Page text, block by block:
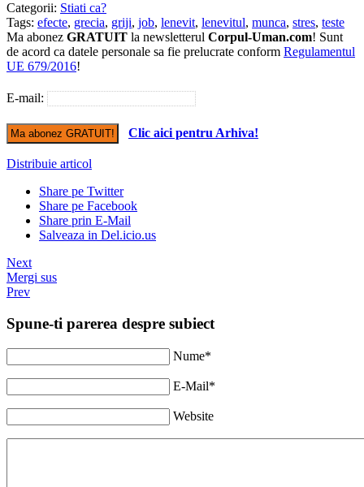
Categorii: Stiati ca?
Tags: efecte, grecia, griji, job, lenevit, lenevitul, munca, stres, teste
Ma abonez GRATUIT la newsletterul Corpul-Uman.com! Sunt
de acord ca datele personale sa fie prelucrate conform Regulamentul
UE 679/2016!
E-mail:
Clic aici pentru Arhiva!
Distribuie articol
Share pe Twitter
Share pe Facebook
Share prin E-Mail
Salveaza in Del.icio.us
Next
Mergi sus
Prev
Spune-ti parerea despre subiect
Nume*
E-Mail*
Website